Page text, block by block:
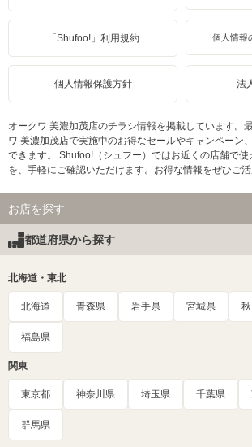
「Shufoo!」利用規約 個人情報
個人情報保護方針 法
オークワ 美濃加茂店のチラシ情報を掲載しています。
ワ 美濃加茂店で実施中のお得なセールやキャンペーン
できます。 Shufoo!（シュフー）ではお近くの店舗で使
を、手軽にご確認いただけます。お得な情報をぜひご活
お店を探す
都道府県から探す
北海道・東北
北海道 青森県 岩手県 宮城県
福島県
関東
東京都 神奈川県 埼玉県 千葉県
群馬県